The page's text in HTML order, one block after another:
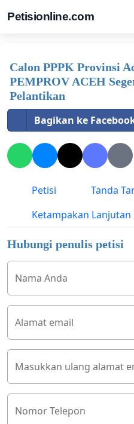
Petisionline.com
Calon PPPK Provinsi
PEMPROV ACEH
Pelantikan
Bagikan ke
Petisi Tanda
Ketampakan Lanjutan
Hubungi penulis petisi
Nama Anda
Alamat email
Masukkan ulang alamat
Nomor Telepon